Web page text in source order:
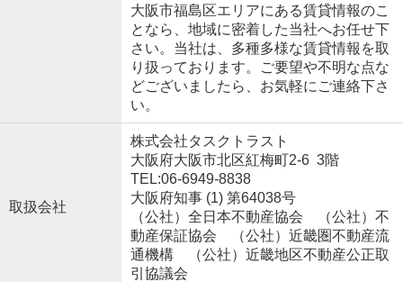
大阪市福島区エリアにある賃貸情報のこ
となら、地域に密着した当社へお任せ下
さい。当社は、多種多様な賃貸情報を取
り扱っております。ご要望や不明な点な
どございましたら、お気軽にご連絡下さ
い。
取扱会社
株式会社タスクトラスト
大阪府大阪市北区紅梅町2-6 3階
TEL:06-6949-8838
大阪府知事 (1) 第64038号
（公社）全日本不動産協会 （公社）不
動産保証協会 （公社）近畿圏不動産流
通機構 （公社）近畿地区不動産公正取
引協議会